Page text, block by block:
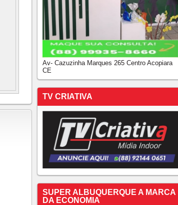
Av- Cazuzinha Marques 265 Centro Acopiara
CE
TV CRIATIVA
SUPER ALBUQUERQUE A MARCA
DA ECONOMIA